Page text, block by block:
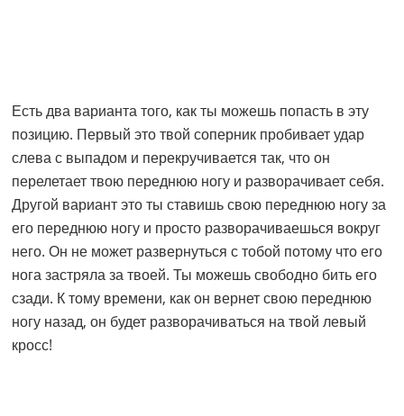
Есть два варианта того, как ты можешь попасть в эту
позицию. Первый это твой соперник пробивает удар
слева с выпадом и перекручивается так, что он
перелетает твою переднюю ногу и разворачивает себя.
Другой вариант это ты ставишь свою переднюю ногу за
его переднюю ногу и просто разворачиваешься вокруг
него. Он не может развернуться с тобой потому что его
нога застряла за твоей. Ты можешь свободно бить его
сзади. К тому времени, как он вернет свою переднюю
ногу назад, он будет разворачиваться на твой левый
кросс!